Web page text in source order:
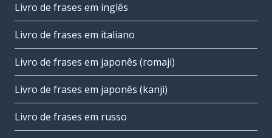
Livro de frases em inglês
Livro de frases em italiano
Livro de frases em japonês (romaji)
Livro de frases em japonês (kanji)
Livro de frases em russo